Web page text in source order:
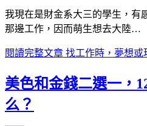
我現在是財金系大三的學生，有
那邊工作，因而萌生想去大陸…
閱讀完整文章 找工作時，夢想或
美色和金錢二選一，
么？